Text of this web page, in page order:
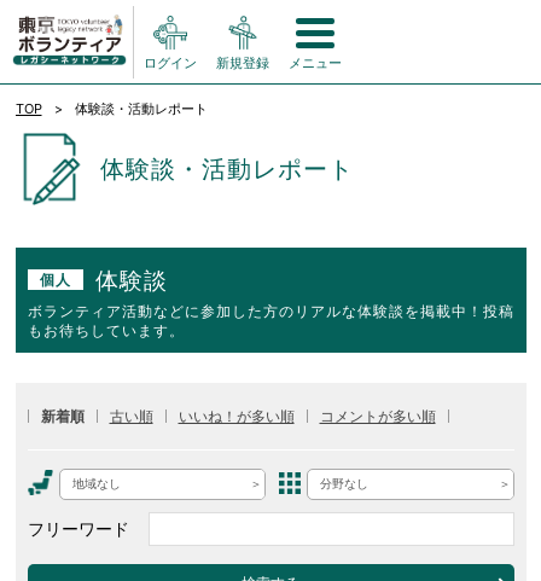
ログイン 新規登録 メニュー
TOP 体験談・活動レポート
体験談・活動レポート
個人 体験談
ボランティア活動などに参加した方のリアルな体験談を掲載中！投稿
もお待ちしています。
新着順 古い順 いいね！が多い順 コメントが多い順
地域なし 分野なし
フリーワード